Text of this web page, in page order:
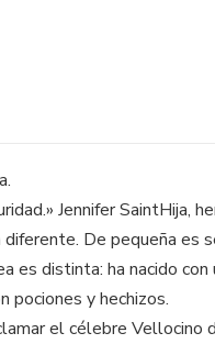
Jennifer SaintHija,
De pequeña es
es distinta: ha nacido
pociones y hechizos.
el célebre